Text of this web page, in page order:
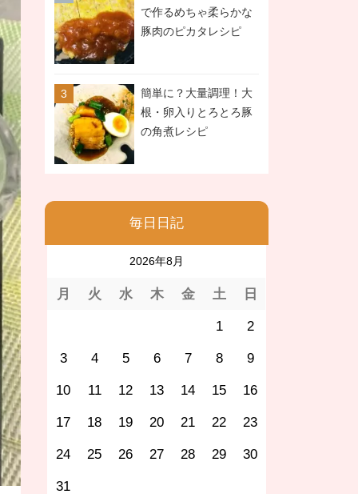
で作るめちゃ柔らかな
豚肉のピカタレシピ
簡単に？大量調理！大
根・卵入りとろとろ豚
の角煮レシピ
毎日日記
2026年8月
月 火 水 木 金 土 日
1 2
3 4 5 6 7 8 9
10 11 12 13 14 15 16
17 18 19 20 21 22 23
24 25 26 27 28 29 30
31